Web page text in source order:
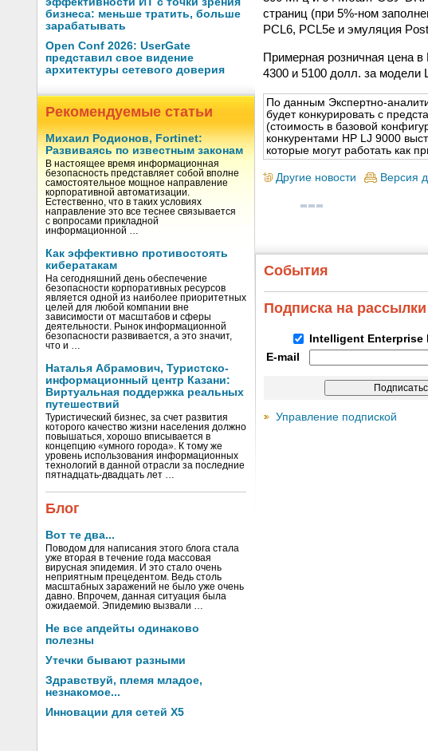
бизнеса: меньше тратить, больше
зарабатывать
Open Conf 2026: UserGate
представил свое видение
архитектуры сетевого доверия
Рекомендуемые статьи
Михаил Родионов, Fortinet:
Развиваясь по известным законам
В настоящее время информационная
безопасность представляет собой вполне
самостоятельное мощное направление
корпоративной автоматизации.
Естественно, что в таких условиях
направление это все теснее связывается
с вопросами прикладной
информационной …
Как эффективно противостоять
кибератакам
На сегодняшний день обеспечение
безопасности корпоративных ресурсов
является одной из наиболее приоритетных
целей для любой компании вне
зависимости от масштабов и сферы
деятельности. Рынок информационной
безопасности развивается, а это значит,
что и …
Наталья Абрамович, Туристско-
информационный центр Казани:
Виртуальная поддержка реальных
путешествий
Туристический бизнес, за счет развития
которого качество жизни населения должно
повышаться, хорошо вписывается в
концепцию «умного города». К тому же
уровень использования информационных
технологий в данной отрасли за последние
пятнадцать-двадцать лет …
Блог
Вот те два...
Поводом для написания этого блога стала
уже вторая в течение года массовая
вирусная эпидемия. И это стало очень
неприятным прецедентом. Ведь столь
масштабных заражений не было уже очень
давно. Впрочем, данная ситуация была
ожидаемой. Эпидемию вызвали …
Не все апдейты одинаково
полезны
Утечки бывают разными
Здравствуй, племя младое,
незнакомое...
Инновации для сетей X5
страниц (при 5%-ном
PCL6, PCL5e и эмуляция
Примерная розничная цена
4300 и 5100 долл. за модели
По данным Экспертно-
будет конкурировать с
(стоимость в базовой
конкурентами HP LJ 9000
которые могут работать как
Другие новости Версия
События
Подписка на рассылки
Intelligent Enterprise
E-mail
Управление подпиской